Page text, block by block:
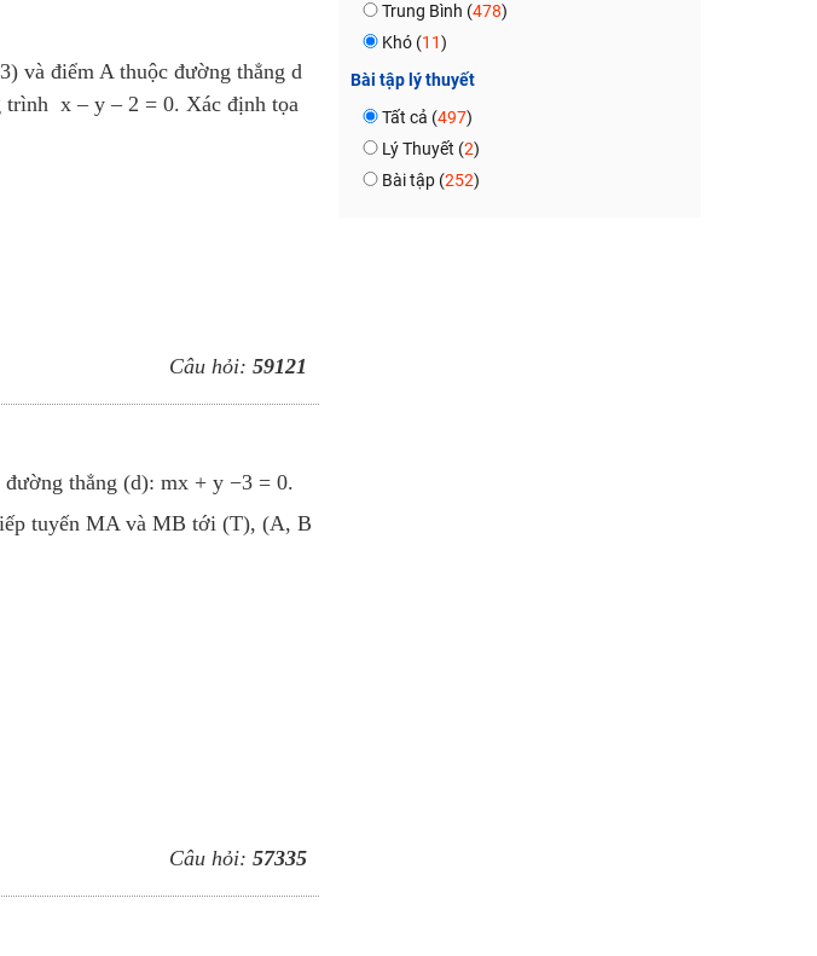
và điểm A thuộc đường thẳng d
trình x – y – 2 = 0. Xác định tọa
Câu hỏi: 59121
đường thẳng (d): mx + y −3 = 0.
tuyến MA và MB tới (T), (A, B
Câu hỏi: 57335
Trung Bình (478)
Khó (11)
Bài tập lý thuyết
Tất cả (497)
Lý Thuyết (2)
Bài tập (252)